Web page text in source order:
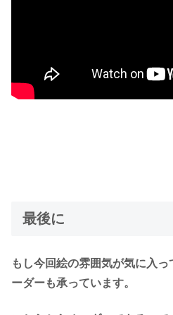
最後に
もし今回絵の雰囲気が気に入
ーダーも承っています。